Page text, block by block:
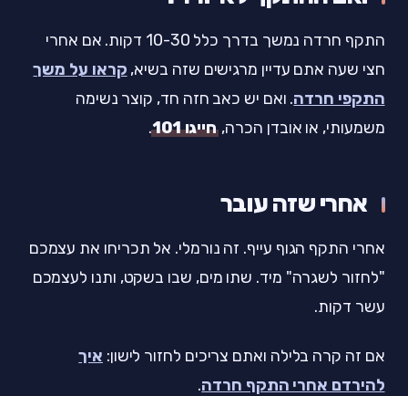
התקף חרדה נמשך בדרך כלל 10-30 דקות. אם אחרי
חצי שעה אתם עדיין מרגישים שזה בשיא, קראו על משך
התקפי חרדה. ואם יש כאב חזה חד, קוצר נשימה
משמעותי, או אובדן הכרה,חייגו 101 .
אחרי שזה עובר
אחרי התקף הגוף עייף. זה נורמלי. אל תכריחו את עצמכם
"לחזור לשגרה" מיד. שתו מים, שבו בשקט, ותנו לעצמכם
עשר דקות.
אם זה קרה בלילה ואתם צריכים לחזור לישון: איך
להירדם אחרי התקף חרדה.